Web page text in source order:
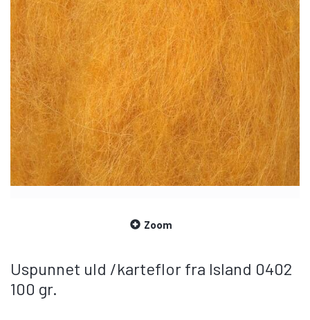
Zoom
Uspunnet uld /karteflor fra Island 0402
100 gr.